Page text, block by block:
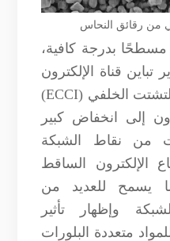
رقائق النحاس
بدرجة كافية،
قناة الإلكترون
(ECCI) باستخدام كاشف التشتت الخلفي SEM.
إلى انخفاض كبير
من نقاط الشبكة
الإلكترون الساقط
يسمح للعديد من
وإظهار تأثير
متعددة البلورات